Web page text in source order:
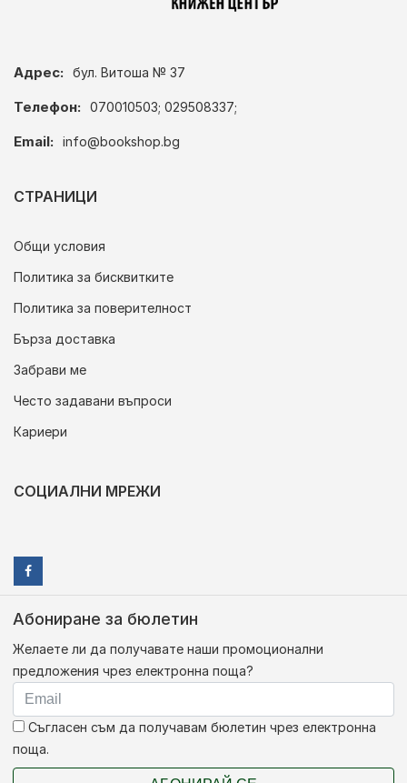
Адрес: бул. Витоша № 37
Телефон: 070010503; 029508337;
Email: info@bookshop.bg
СТРАНИЦИ
Общи условия
Политика за бисквитките
Политика за поверителност
Бърза доставка
Забрави ме
Често задавани въпроси
Кариери
СОЦИАЛНИ МРЕЖИ
Абониране за бюлетин
Желаете ли да получавате наши промоционални
предложения чрез електронна поща?
Съгласен съм да получавам бюлетин чрез електронна
поща.